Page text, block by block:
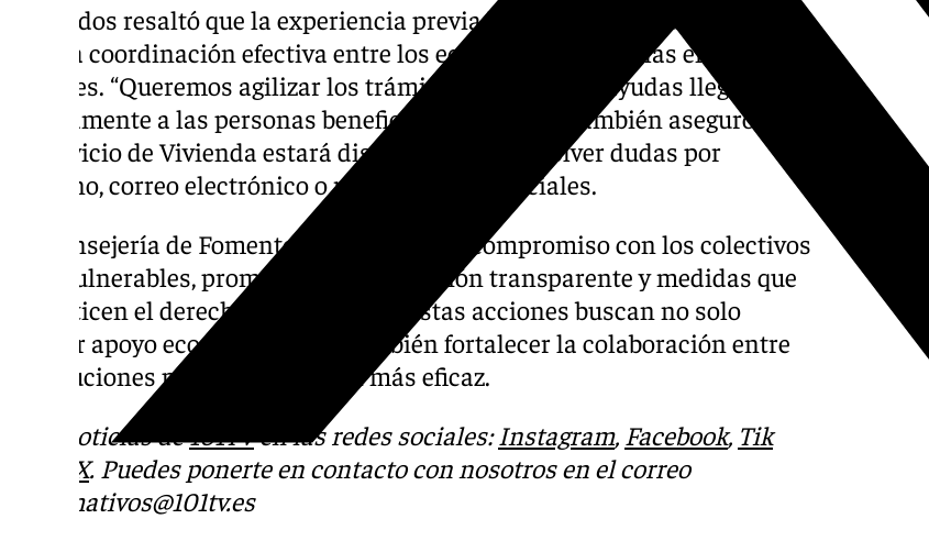
Granados resaltó que la experiencia previa ha demostrado la necesidad
de una coordinación efectiva entre los equipos técnicos y las entidades
sociales. “Queremos agilizar los trámites para que las ayudas lleguen
rápidamente a las personas beneficiarias”, afirmó. También aseguró que
el Servicio de Vivienda estará disponible para resolver dudas por
teléfono, correo electrónico o reuniones presenciales.
La Consejería de Fomento reafirma así su compromiso con los colectivos
más vulnerables, promoviendo una gestión transparente y medidas que
garanticen el derecho a la
. Estas acciones buscan no solo
ofrecer apoyo económico, sino también fortalecer la colaboración entre
instituciones para una atención más eficaz.
Más noticias de101TVen las redes sociales: Instagram, Facebook, Tik
X. Puedes ponerte en contacto con nosotros en el correo
informativos@101tv.es